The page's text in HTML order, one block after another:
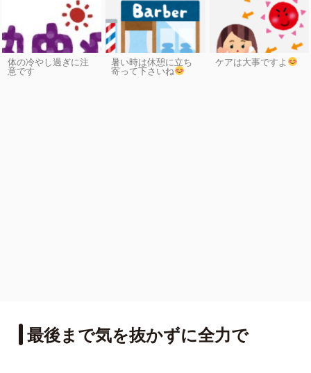
体の冷やし過ぎに注
意です
暑い時は休憩に立ち
寄って下さいね
ケアは大事ですよ
最後まで気を抜かずに全力で